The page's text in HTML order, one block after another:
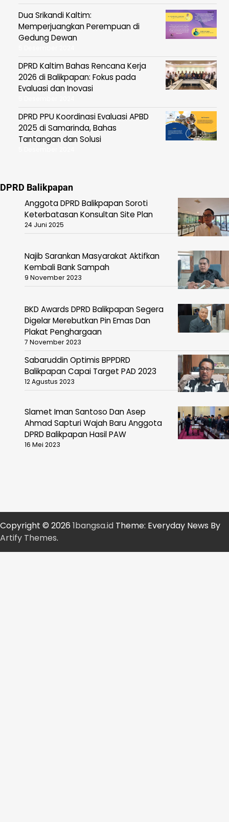
Dua Srikandi Kaltim:
Memperjuangkan Perempuan di
Gedung Dewan
DPRD Kaltim Bahas Rencana Kerja
2026 di Balikpapan: Fokus pada
Evaluasi dan Inovasi
DPRD PPU Koordinasi Evaluasi APBD
2025 di Samarinda, Bahas
Tantangan dan Solusi
DPRD Balikpapan
Anggota DPRD Balikpapan Soroti
Keterbatasan Konsultan Site Plan
24 Juni 2025
Najib Sarankan Masyarakat Aktifkan
Kembali Bank Sampah
9 November 2023
BKD Awards DPRD Balikpapan Segera
Digelar Merebutkan Pin Emas Dan
Plakat Penghargaan
7 November 2023
Sabaruddin Optimis BPPDRD
Balikpapan Capai Target PAD 2023
12 Agustus 2023
Slamet Iman Santoso Dan Asep
Ahmad Sapturi Wajah Baru Anggota
DPRD Balikpapan Hasil PAW
16 Mei 2023
Copyright © 2026 1bangsa.id Theme: Everyday News By
Artify Themes.